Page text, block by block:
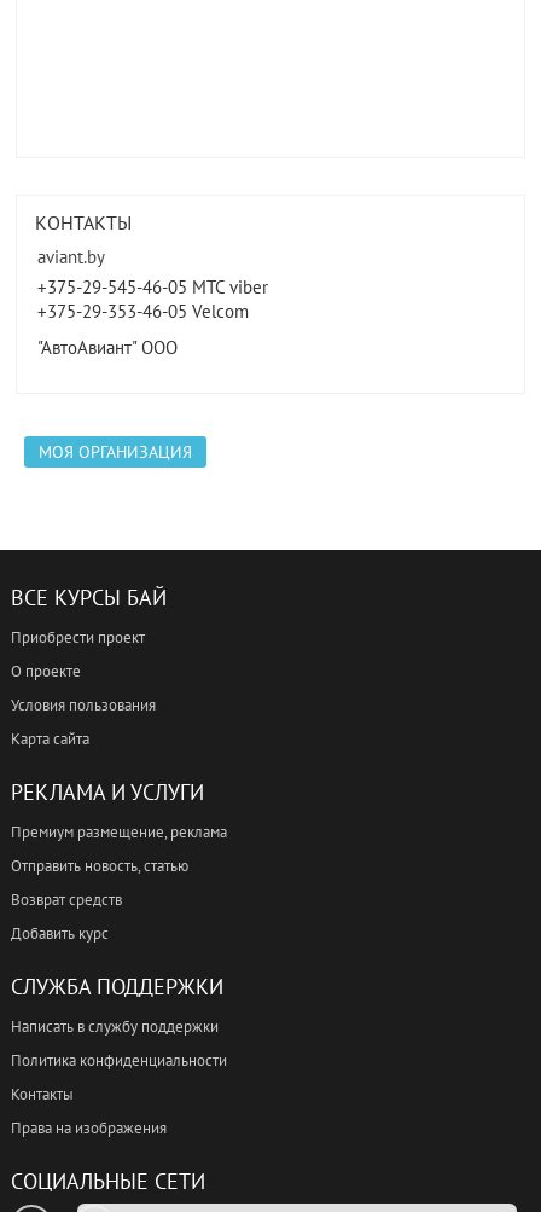
КОНТАКТЫ
aviant.by
+375-29-545-46-05 MTC viber
+375-29-353-46-05 Velcom
"АвтоАвиант" ООО
МОЯ ОРГАНИЗАЦИЯ
ВСЕ КУРСЫ БАЙ
Приобрести проект
О проекте
Условия пользования
Карта сайта
РЕКЛАМА И УСЛУГИ
Премиум размещение, реклама
Отправить новость, статью
Возврат средств
Добавить курс
СЛУЖБА ПОДДЕРЖКИ
Написать в службу поддержки
Политика конфиденциальности
Контакты
Права на изображения
СОЦИАЛЬНЫЕ СЕТИ